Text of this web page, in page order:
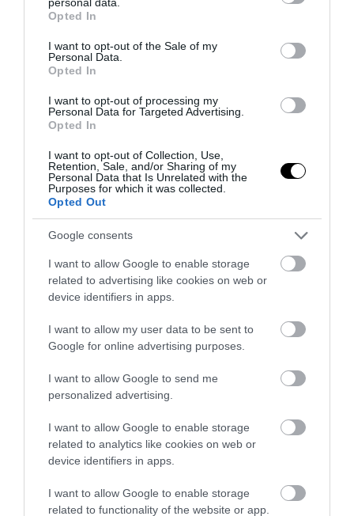
grant or deny consent to Google and its third-party tags to
use your data for below specified purposes in below Google
consent section.
Opted In
I want to opt-out of the Sale of my
Personal Data.
Opted In
I want to opt-out of processing my
Personal Data for Targeted Advertising.
Opted In
I want to opt-out of Collection, Use,
Retention, Sale, and/or Sharing of my
Personal Data that Is Unrelated with the
Purposes for which it was collected.
Opted Out
Google consents
I want to allow Google to enable storage
related to advertising like cookies on web or
device identifiers in apps.
I want to allow my user data to be sent to
Google for online advertising purposes.
I want to allow Google to send me
personalized advertising.
I want to allow Google to enable storage
related to analytics like cookies on web or
device identifiers in apps.
I want to allow Google to enable storage
related to functionality of the website or app.
PRONEWS.GR /ΤΟΥΡΚΙΑ
Τουρκία: Στην τελική ευθεία για την
πρώτη πτήση του KAAN P1 – Ξεκίνησαν οι
δοκιμές τροχοδρόμησης
PRONEWS.GR /ΤΟΥΡΚΙΑ
Η Τουρκία «τρέχει» το UCAV Kizilelma:
Μετά τις βολές πυραύλων αέρος-αέρος,